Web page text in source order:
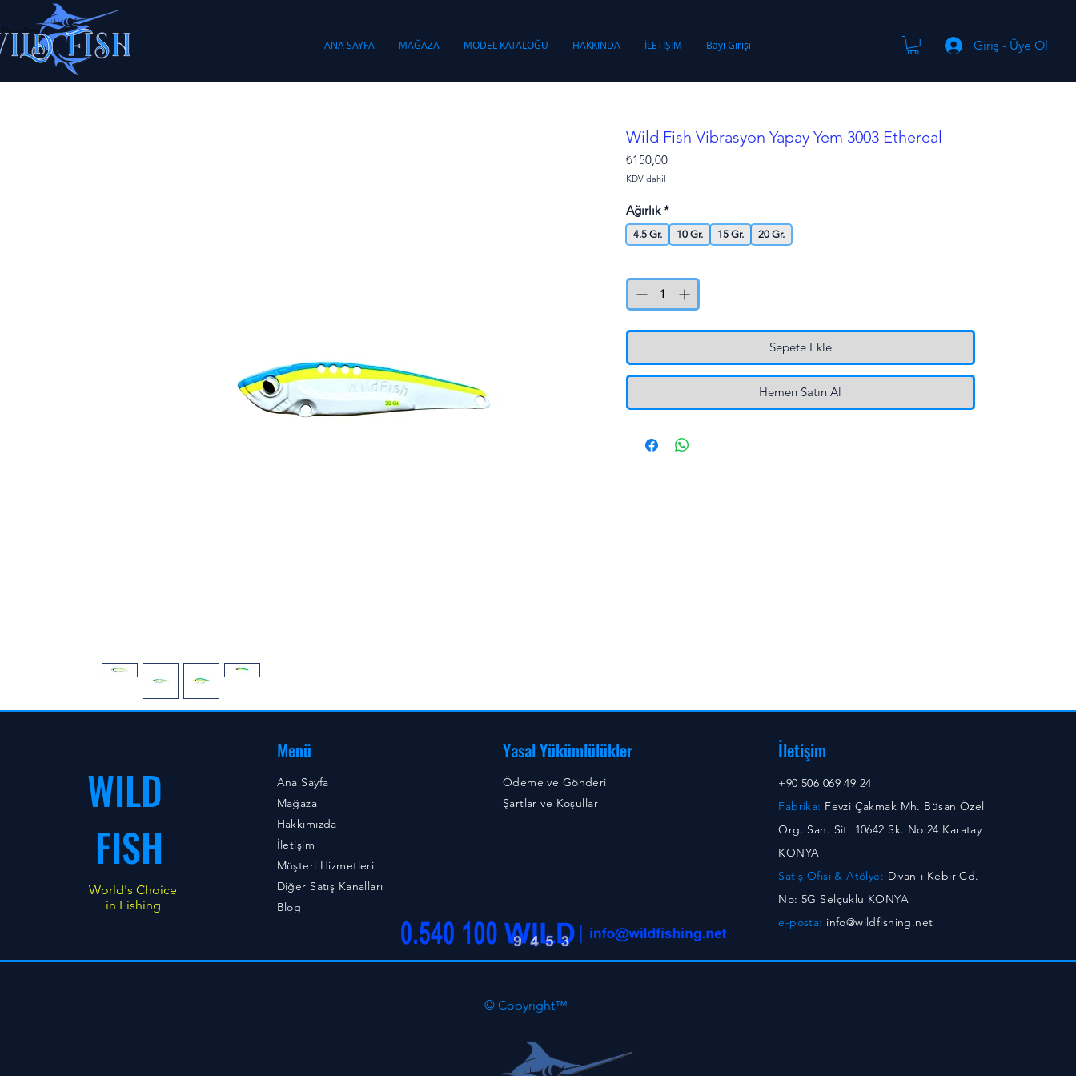
ANA SAYFA MAĞAZA MODEL KATALOĞU HAKKINDA İLETİŞİM Bayi Girişi Giriş - Üye Ol
Wild Fish Vibrasyon Yapay Yem 3003 Ethereal
₺150,00Fiyat
KDV dahil
Ağırlık *
4.5 Gr. 10 Gr. 15 Gr. 20 Gr.
Sepete Ekle
Hemen Satın Al
WILD
FISH
World's Choice
in Fishing
Menü
Ana Sayfa
Mağaza
Hakkımızda
İletişim
Müşteri Hizmetleri
Diğer Satış Kanalları
Blog
Yasal Yükümlülükler
Ödeme ve Gönderi
Şartlar ve Koşullar
İletişim
+90 506 069 49 24
Fabrika: Fevzi Çakmak Mh. Büsan Özel
Org. San. Sit. 10642 Sk. No:24 Karatay
KONYA
Satış Ofisi & Atölye: Divan-ı Kebir Cd.
No: 5G Selçuklu KONYA
e-posta: info@wildfishing.net
© Copyright™